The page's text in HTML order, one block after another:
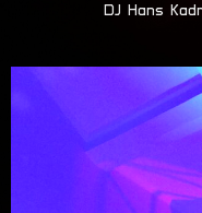
DJ Hans